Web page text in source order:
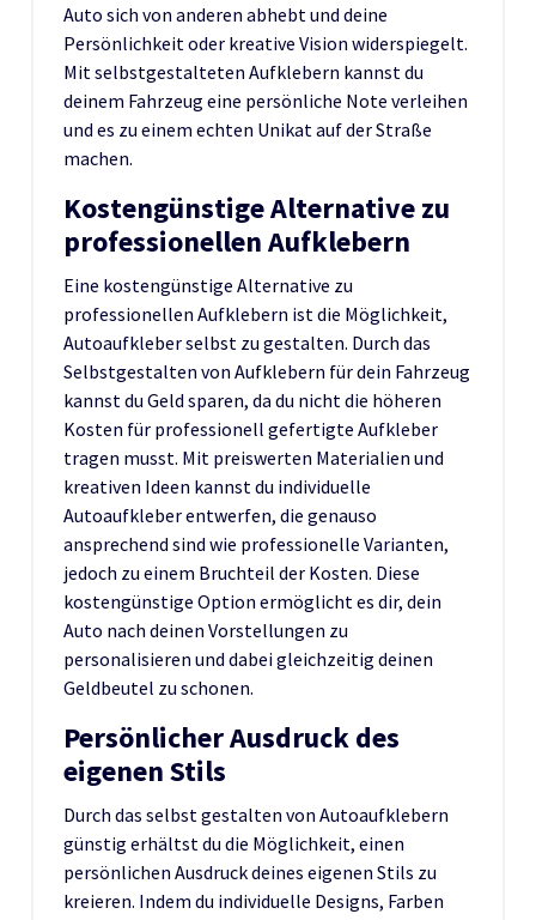
Auto sich von anderen abhebt und deine
Persönlichkeit oder kreative Vision widerspiegelt.
Mit selbstgestalteten Aufklebern kannst du
deinem Fahrzeug eine persönliche Note verleihen
und es zu einem echten Unikat auf der Straße
machen.
Kostengünstige Alternative zu
professionellen Aufklebern
Eine kostengünstige Alternative zu
professionellen Aufklebern ist die Möglichkeit,
Autoaufkleber selbst zu gestalten. Durch das
Selbstgestalten von Aufklebern für dein Fahrzeug
kannst du Geld sparen, da du nicht die höheren
Kosten für professionell gefertigte Aufkleber
tragen musst. Mit preiswerten Materialien und
kreativen Ideen kannst du individuelle
Autoaufkleber entwerfen, die genauso
ansprechend sind wie professionelle Varianten,
jedoch zu einem Bruchteil der Kosten. Diese
kostengünstige Option ermöglicht es dir, dein
Auto nach deinen Vorstellungen zu
personalisieren und dabei gleichzeitig deinen
Geldbeutel zu schonen.
Persönlicher Ausdruck des
eigenen Stils
Durch das selbst gestalten von Autoaufklebern
günstig erhältst du die Möglichkeit, einen
persönlichen Ausdruck deines eigenen Stils zu
kreieren. Indem du individuelle Designs, Farben